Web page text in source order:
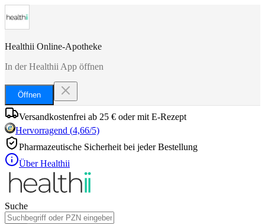
Healthii Online-Apotheke
In der Healthii App öffnen
Öffnen
Versandkostenfrei ab 25 € oder mit E-Rezept
Hervorragend (4,66/5)
Pharmazeutische Sicherheit bei jeder Bestellung
Über Healthii
Suche